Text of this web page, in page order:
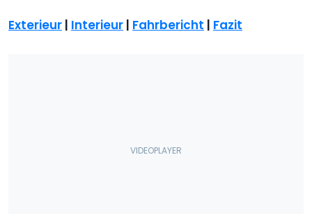
Exterieur Interieur Fahrbericht Fazit